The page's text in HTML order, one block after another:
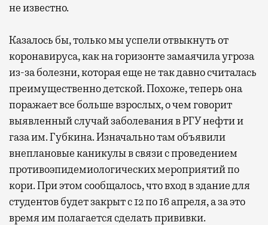
не известно.
Казалось бы, только мы успели отвыкнуть от
коронавируса, как на горизонте замаячила угроза
из-за болезни, которая еще не так давно считалась
преимущественно детской. Похоже, теперь она
поражает все больше взрослых, о чем говорит
выявленный случай заболевания в РГУ нефти и
газа им. Губкина. Изначально там объявили
внеплановые каникулы в связи с проведением
противоэпидемиологических мероприятий по
кори. При этом сообщалось, что вход в здание для
студентов будет закрыт с 12 по 16 апреля, а за это
время им полагается сделать прививки.